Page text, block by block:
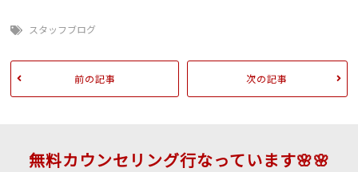
スタッフブログ
前の記事 次の記事
無料カウンセリング行なっています🌸🌸